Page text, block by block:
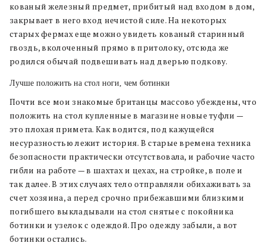
кованый железный предмет, прибитый над входом в дом,
закрывает в него вход нечистой силе. На некоторых
старых фермах еще можно увидеть кованый старинный
гвоздь, вколоченный прямо в притолоку, отсюда же
родился обычай подвешивать над дверью подкову.
Лучше положить на стол ноги, чем ботинки
Почти все мои знакомые британцы массово убеждены, что
положить на стол купленные в магазине новые туфли —
это плохая примета. Как водится, под кажущейся
несуразностью лежит история. В старые времена техника
безопасности практически отсутствовала, и рабочие часто
гибли на работе — в шахтах и цехах, на стройке, в поле и
так далее. В этих случаях тело отправляли обихаживать за
счет хозяина, а перед срочно прибежавшими близкими
погибшего выкладывали на стол снятые с покойника
ботинки и узелок с одеждой. Про одежду забыли, а вот
ботинки остались.